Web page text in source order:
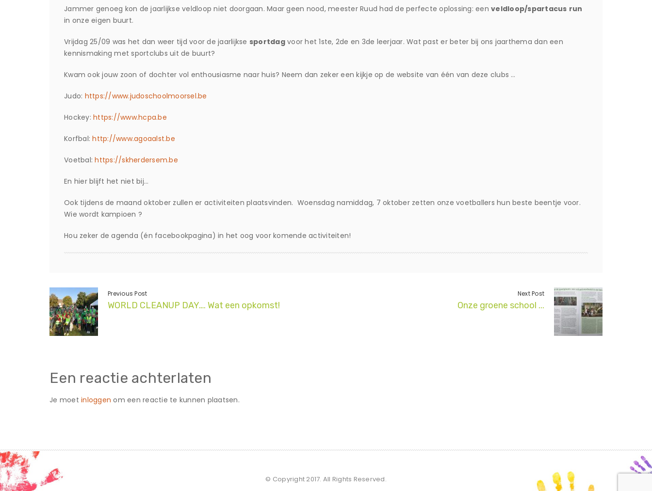
Jammer genoeg kon de jaarlijkse veldloop niet doorgaan. Maar geen nood, meester Ruud had de perfecte oplossing: een veldloop/spartacus run
in onze eigen buurt.
Vrijdag 25/09 was het dan weer tijd voor de jaarlijkse sportdagvoor het 1ste, 2de en 3de leerjaar. Wat past er beter bij ons jaarthema dan een
kennismaking met sportclubs uit de buurt?
Kwam ook jouw zoon of dochter vol enthousiasme naar huis? Neem dan zeker een kijkje op de website van één van deze clubs …
Judo: https://www.judoschoolmoorsel.be
Hockey: https://www.hcpa.be
Korfbal:http://www.agoaalst.be
Voetbal:https://skherdersem.be
En hier blijft het niet bij…
Ook tijdens de maand oktober zullen er activiteiten plaatsvinden. Woensdag namiddag, 7 oktober zetten onze voetballers hun beste beentje voor.
Wie wordt kampioen ?
Hou zeker de agenda (én facebookpagina) in het oog voor komende activiteiten!
Previous Post
WORLD CLEANUP DAY…. Wat een opkomst!
Next Post
Onze groene school ...
Een reactie achterlaten
Je moet inloggen om een reactie te kunnen plaatsen.
© Copyright 2017. All Rights Reserved.